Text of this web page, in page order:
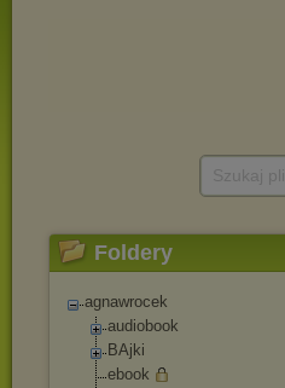
Foldery
agnawrocek
audiobook
BAjki
ebook